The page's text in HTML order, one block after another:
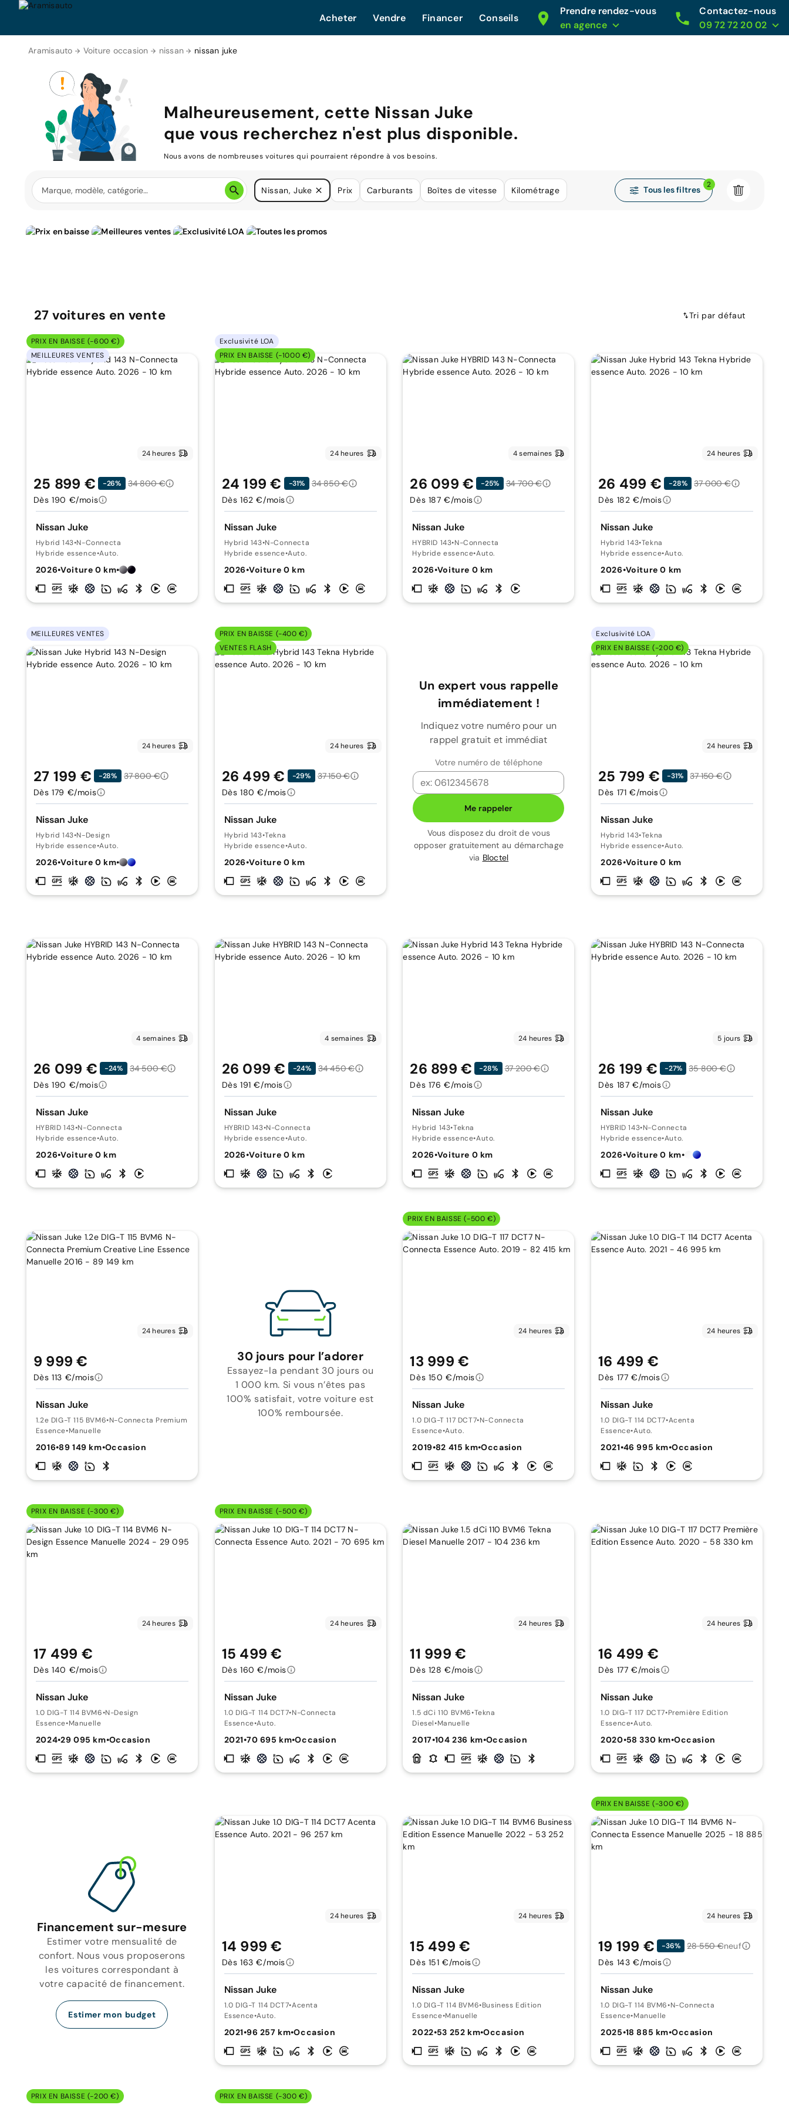
Acheter Vendre Financer Conseils
Prendre rendez-vous
en agence
Contactez-nous
09 72 72 20 02
Aramisauto Voiture occasion nissan nissan juke
Malheureusement, cette Nissan Juke
que vous recherchez n'est plus disponible.
Nous avons de nombreuses voitures qui pourraient répondre à vos besoins.
Nissan, Juke Prix Carburants Boîtes de vitesse Kilométrage Tous les filtres
2
27voitures en vente Tri par défaut
PRIX EN BAISSE (-600 €)
MEILLEURES VENTES
24 heures
Nissan Juke
Hybrid 143•N-Connecta
Hybride essence•Auto.
2026•Voiture 0 km•
25 899 € -26%
34 800 €
Dès 190 €/mois
Exclusivité LOA
PRIX EN BAISSE (-1000 €)
24 heures
Nissan Juke
Hybrid 143•N-Connecta
Hybride essence•Auto.
2026•Voiture 0 km
24 199 € -31%
34 850 €
Dès 162 €/mois
4 semaines
Nissan Juke
HYBRID 143•N-Connecta
Hybride essence•Auto.
2026•Voiture 0 km
26 099 € -25%
34 700 €
Dès 187 €/mois
24 heures
Nissan Juke
Hybrid 143•Tekna
Hybride essence•Auto.
2026•Voiture 0 km
26 499 € -28%
37 000 €
Dès 182 €/mois
MEILLEURES VENTES
24 heures
Nissan Juke
Hybrid 143•N-Design
Hybride essence•Auto.
2026•Voiture 0 km•
27 199 € -28%
37 800 €
Dès 179 €/mois
PRIX EN BAISSE (-400 €)
VENTES FLASH
24 heures
Nissan Juke
Hybrid 143•Tekna
Hybride essence•Auto.
2026•Voiture 0 km
26 499 € -29%
37 150 €
Dès 180 €/mois
Un expert vous rappelle
immédiatement !
Indiquez votre numéro pour un
rappel gratuit et immédiat
Votre numéro de téléphone
Me rappeler
Vous disposez du droit de vous
opposer gratuitement au démarchage
via Bloctel
Exclusivité LOA
PRIX EN BAISSE (-200 €)
24 heures
Nissan Juke
Hybrid 143•Tekna
Hybride essence•Auto.
2026•Voiture 0 km
25 799 € -31%
37 150 €
Dès 171 €/mois
4 semaines
Nissan Juke
HYBRID 143•N-Connecta
Hybride essence•Auto.
2026•Voiture 0 km
26 099 € -24%
34 500 €
Dès 190 €/mois
4 semaines
Nissan Juke
HYBRID 143•N-Connecta
Hybride essence•Auto.
2026•Voiture 0 km
26 099 € -24%
34 450 €
Dès 191 €/mois
24 heures
Nissan Juke
Hybrid 143•Tekna
Hybride essence•Auto.
2026•Voiture 0 km
26 899 € -28%
37 200 €
Dès 176 €/mois
5 jours
Nissan Juke
HYBRID 143•N-Connecta
Hybride essence•Auto.
2026•Voiture 0 km•
26 199 € -27%
35 800 €
Dès 187 €/mois
24 heures
Nissan Juke
1.2e DIG-T 115 BVM6•N-Connecta Premium Creative Line
Essence•Manuelle
2016•89 149 km•Occasion
9 999 €
Dès 113 €/mois
30 jours pour l’adorer
Essayez-la pendant 30 jours ou
1 000 km. Si vous n’êtes pas
100% satisfait, votre voiture est
100% remboursée.
PRIX EN BAISSE (-500 €)
24 heures
Nissan Juke
1.0 DIG-T 117 DCT7•N-Connecta
Essence•Auto.
2019•82 415 km•Occasion
13 999 €
Dès 150 €/mois
24 heures
Nissan Juke
1.0 DIG-T 114 DCT7•Acenta
Essence•Auto.
2021•46 995 km•Occasion
16 499 €
Dès 177 €/mois
PRIX EN BAISSE (-300 €)
24 heures
Nissan Juke
1.0 DIG-T 114 BVM6•N-Design
Essence•Manuelle
2024•29 095 km•Occasion
17 499 €
Dès 140 €/mois
PRIX EN BAISSE (-500 €)
24 heures
Nissan Juke
1.0 DIG-T 114 DCT7•N-Connecta
Essence•Auto.
2021•70 695 km•Occasion
15 499 €
Dès 160 €/mois
24 heures
Nissan Juke
1.5 dCi 110 BVM6•Tekna
Diesel•Manuelle
2017•104 236 km•Occasion
11 999 €
Dès 128 €/mois
24 heures
Nissan Juke
1.0 DIG-T 117 DCT7•Première Edition
Essence•Auto.
2020•58 330 km•Occasion
16 499 €
Dès 177 €/mois
Financement sur-mesure
Estimer votre mensualité de
confort. Nous vous proposerons
les voitures correspondant à
votre capacité de financement.
Estimer mon budget
24 heures
Nissan Juke
1.0 DIG-T 114 DCT7•Acenta
Essence•Auto.
2021•96 257 km•Occasion
14 999 €
Dès 163 €/mois
24 heures
Nissan Juke
1.0 DIG-T 114 BVM6•Business Edition
Essence•Manuelle
2022•53 252 km•Occasion
15 499 €
Dès 151 €/mois
PRIX EN BAISSE (-300 €)
24 heures
Nissan Juke
1.0 DIG-T 114 BVM6•N-Connecta
Essence•Manuelle
2025•18 885 km•Occasion
19 199 € -36% 28 550 €neuf
Dès 143 €/mois
PRIX EN BAISSE (-200 €) PRIX EN BAISSE (-300 €)